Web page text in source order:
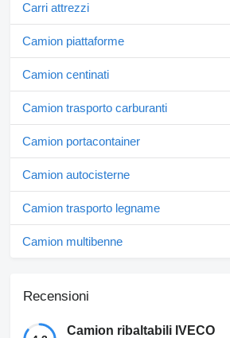
Carri attrezzi
Camion piattaforme
Camion centinati
Camion trasporto carburanti
Camion portacontainer
Camion autocisterne
Camion trasporto legname
Camion multibenne
Recensioni
Camion ribaltabili IVECO